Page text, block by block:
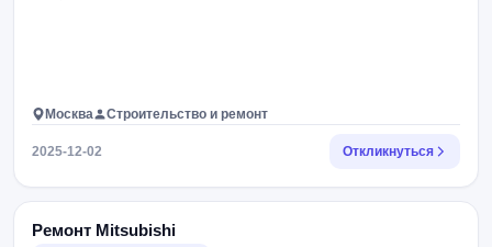
Москва Строительство и ремонт
2025-12-02 Откликнуться
Ремонт Mitsubishi